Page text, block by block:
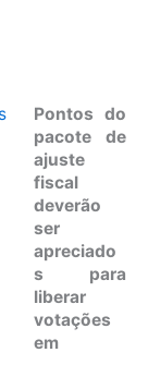
Pontos do
pacote de
ajuste
fiscal
deverão
ser
apreciado
s para
liberar
votações
em